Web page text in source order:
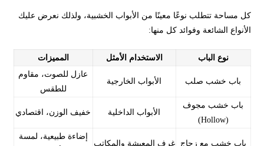
كل مساحة تتطلب نوعًا معينًا من الأبواب الخشبية، ولذلك نعرض عليك
الأنواع الشائعة وفوائد كل منها:
نوع الباب الاستخدام الأمثل المميزات
باب خشب صلب الأبواب الخارجية
عازل للصوت، مقاوم
للطقس
باب خشب مجوف
(Hollow)
الأبواب الداخلية خفيف الوزن، اقتصادي
باب خشب مع زجاج غرف المعيشة والمكاتب
إضاءة طبيعية، لمسة